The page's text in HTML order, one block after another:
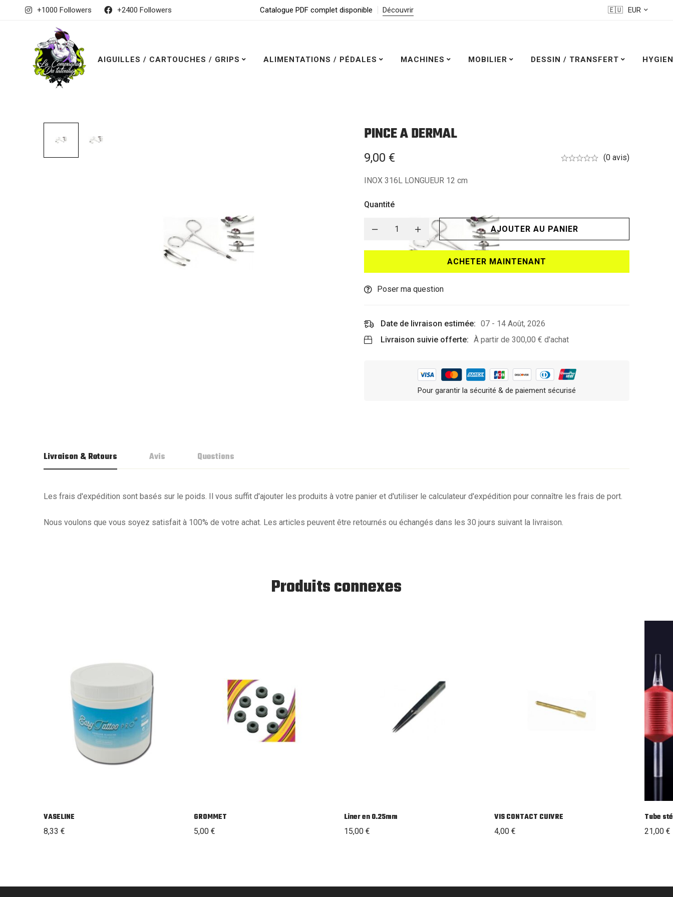
+1000 Followers +2400 Followers Catalogue PDF complet disponible Découvrir 🇪🇺 EUR
AIGUILLES / CARTOUCHES / GRIPS ALIMENTATIONS / PÉDALES MACHINES MOBILIER DESSIN / TRANSFERT
PINCE A DERMAL
9,00 € (0 avis)
INOX 316L LONGUEUR 12 cm
Quantité
AJOUTER AU PANIER
ACHETER MAINTENANT
Poser ma question
Date de livraison estimée: 07 - 14 Août, 2026
Livraison suivie offerte: À partir de 300,00 € d'achat
Pour garantir la sécurité & de paiement sécurisé
Livraison & Retours Avis Questions
Les frais d'expédition sont basés sur le poids. Il vous suffit d'ajouter les produits à votre panier et d'utiliser le calculateur d'expédition pour connaître les frais de port.
Nous voulons que vous soyez satisfait à 100% de votre achat. Les articles peuvent être retournés ou échangés dans les 30 jours suivant la livraison.
Produits connexes
VASELINE
8,33 €
GROMMET
5,00 €
Liner en 0.25mm
15,00 €
VIS CONTACT CUIVRE
4,00 €
Tube
21,00 €